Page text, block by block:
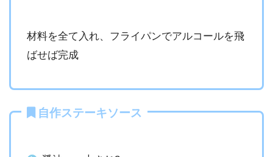
材料を全て入れ、フライパンでアルコールを飛
ばせば完成
自作ステーキソース